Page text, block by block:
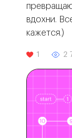
вдохни.
кажется.)
1 2